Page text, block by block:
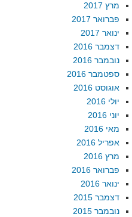
מרץ 2017
פברואר 2017
ינואר 2017
דצמבר 2016
נובמבר 2016
ספטמבר 2016
אוגוסט 2016
יולי 2016
יוני 2016
מאי 2016
אפריל 2016
מרץ 2016
פברואר 2016
ינואר 2016
דצמבר 2015
נובמבר 2015